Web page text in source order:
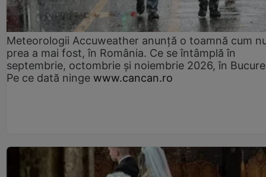
Meteorologii Accuweather anunță o toamnă cum
prea a mai fost, în România. Ce se întâmplă în
septembrie, octombrie și noiembrie 2026, în
Pe ce dată ninge www.cancan.ro